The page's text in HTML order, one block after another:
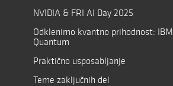
NVIDIA & FRI AI Day 2025
Odklenimo kvantno prihodnost: IBM
Quantum
Praktično usposabljanje
Teme zaključnih del